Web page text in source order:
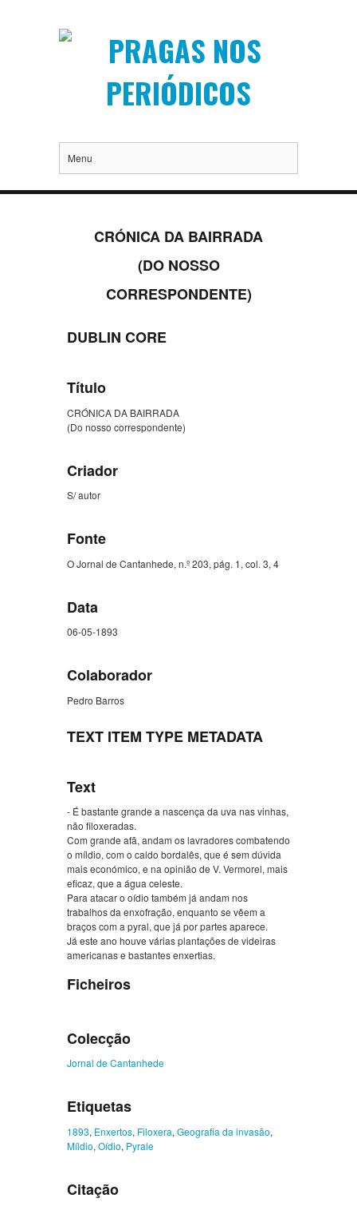
Menu
CRÓNICA DA BAIRRADA
(DO NOSSO
CORRESPONDENTE)
DUBLIN CORE
Título
CRÓNICA DA BAIRRADA
(Do nosso correspondente)
Criador
S/ autor
Fonte
O Jornal de Cantanhede, n.º 203, pág. 1, col. 3, 4
Data
06-05-1893
Colaborador
Pedro Barros
TEXT ITEM TYPE METADATA
Text
- É bastante grande a nascença da uva nas vinhas,
não filoxeradas.
Com grande afã, andam os lavradores combatendo
o míldio, com o caldo bordalês, que é sem dúvida
mais económico, e na opinião de V. Vermorel, mais
eficaz, que a água celeste.
Para atacar o oídio também já andam nos
trabalhos da enxofração, enquanto se vêem a
braços com a pyral, que já por partes aparece.
Já este ano houve várias plantações de videiras
americanas e bastantes enxertias.
Ficheiros
Colecção
Jornal de Cantanhede
Etiquetas
1893, Enxertos, Filoxera, Geografia da invasão,
Míldio, Oídio, Pyrale
Citação